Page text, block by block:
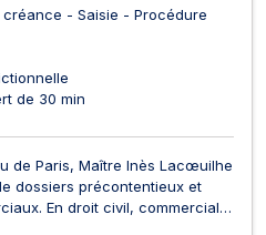
- Saisie - Procédure
de 30 min
de Paris, Maître Inès Lacœuilhe
dossiers précontentieux et
En droit civil, commercial